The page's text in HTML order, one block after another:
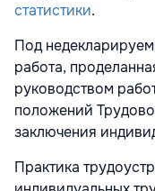
статистики.
Под
работа,
руководством
положений
заключения
Практика